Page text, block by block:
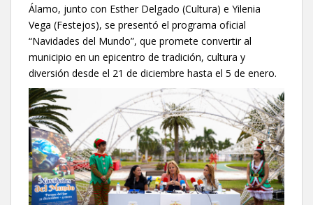
Álamo, junto con Esther Delgado (Cultura) e Yilenia
Vega (Festejos), se presentó el programa oficial
“Navidades del Mundo”, que promete convertir al
municipio en un epicentro de tradición, cultura y
diversión desde el 21 de diciembre hasta el 5 de enero.